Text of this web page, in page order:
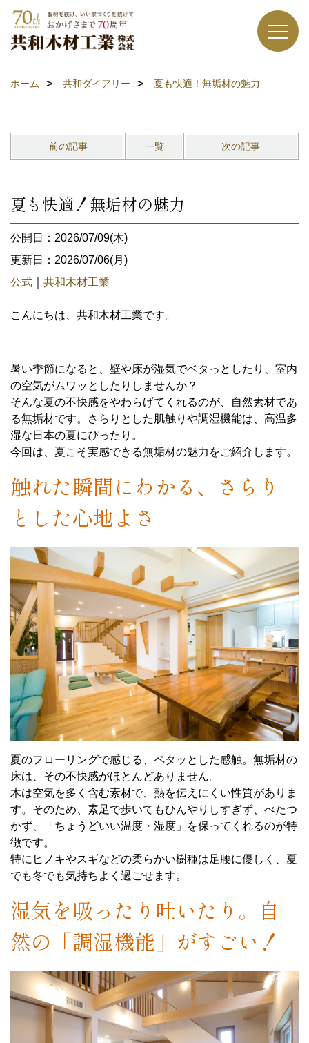
ホーム 共和ダイアリー 夏も快適！無垢材の魅力
前の記事 一覧 次の記事
夏も快適！無垢材の魅力
公開日：2026/07/09(木)
更新日：2026/07/06(月)
公式
共和木材工業
こんにちは、共和木材工業です。
暑い季節になると、壁や床が湿気でベタっとしたり、室内
の空気がムワッとしたりしませんか？
そんな夏の不快感をやわらげてくれるのが、自然素材であ
る無垢材です。さらりとした肌触りや調湿機能は、高温多
湿な日本の夏にぴったり。
今回は、夏こそ実感できる無垢材の魅力をご紹介します。
触れた瞬間にわかる、さらり
とした心地よさ
夏のフローリングで感じる、ペタッとした感触。無垢材の
床は、その不快感がほとんどありません。
木は空気を多く含む素材で、熱を伝えにくい性質がありま
す。そのため、素足で歩いてもひんやりしすぎず、べたつ
かず、「ちょうどいい温度・湿度」を保ってくれるのが特
徴です。
特にヒノキやスギなどの柔らかい樹種は足腰に優しく、夏
でも冬でも気持ちよく過ごせます。
湿気を吸ったり吐いたり。自
然の「調湿機能」がすごい！